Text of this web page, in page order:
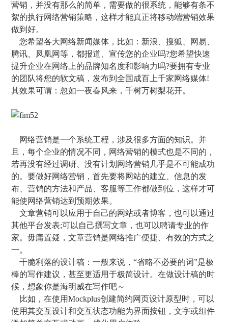
营销，并没有那么的简单，需要做的很系统，能够有条不
絮的执行网络营销策略，这样才能真正将移动端营销效果
做到好。
您希望各大网络新闻媒体，比如：新浪、搜狐、网易、
腾讯、凤凰网等，都报道、宣传您的企业吗?您希望快速
提升企业在网络上的品牌知名度和影响力吗?要拥有专业
的团队将您的软文稿，发布到全国成百上千家网络媒体!
其效果可谓：忽如一夜春风来，千树万树梨花开。
网络营销是一个系统工程，涉及很多方面的知识。并
且，每个企业的情况不同，网络营销的模式也是不同的，
若再没有经过调研、没有计划网络营销几乎是不可能成功
的。要做好网络营销，首先要将网站的建立、信息的发
布、营销的方法和产品、客服等工作都做到位，这样才可
能使网络营销达到预期效果。
文章营销可以应用于自己的网站或者博客，也可以通过
其他平台发表;可以自己撰写文章，也可以聘请专业的作
家。毋庸置疑，文章营销是网络推广便捷、有效的方式之
一。
干脆利落的设计稿：一般来说，“省略不必要的词”是极
棒的写作建议，甚至更适用于极简设计。在做设计稿的时
候，想象你是海明威在写作吧～
比如，在使用Mockplus创建简约网页设计原型时，可以
使用其交互设计和交互状态功能为界面按钮，文字或组件